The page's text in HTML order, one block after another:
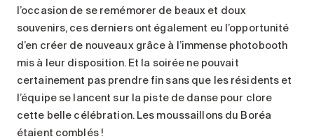
l’occasion de se remémorer de beaux et doux
souvenirs, ces derniers ont également eu l’opportunité
d’en créer de nouveaux grâce à l’immense photobooth
mis à leur disposition. Et la soirée ne pouvait
certainement pas prendre fin sans que les résidents et
l’équipe se lancent sur la piste de danse pour clore
cette belle célébration. Les moussaillons du Boréa
étaient comblés !